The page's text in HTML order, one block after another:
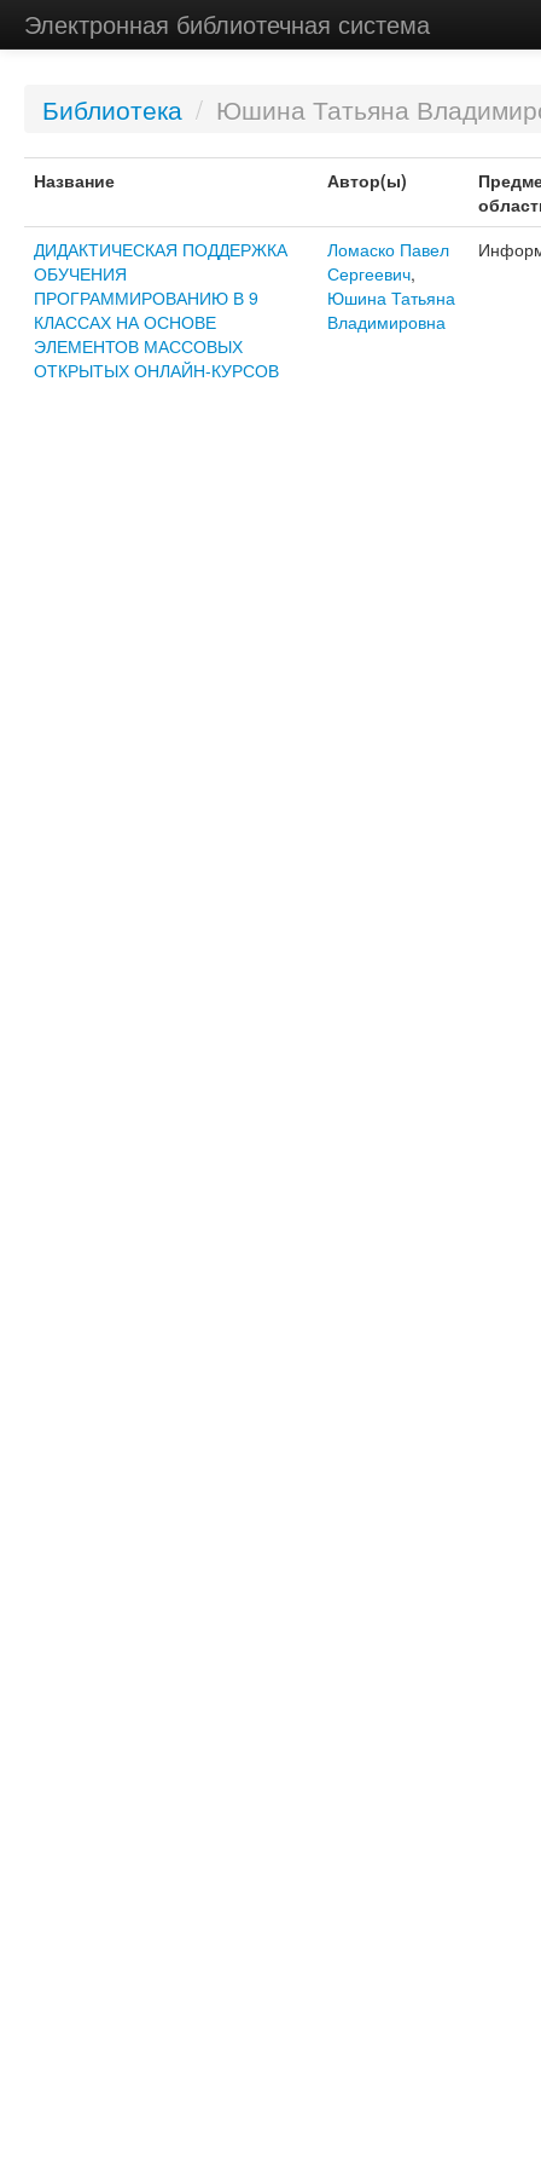
Электронная библиотечная система
Библиотека / Юшина Татьяна
Название Автор(ы)
ДИДАКТИЧЕСКАЯ ПОДДЕРЖКА
ОБУЧЕНИЯ
ПРОГРАММИРОВАНИЮ В 9
КЛАССАХ НА ОСНОВЕ
ЭЛЕМЕНТОВ МАССОВЫХ
ОТКРЫТЫХ ОНЛАЙН-КУРСОВ
Ломаско Павел
Сергеевич,
Юшина Татьяна
Владимировна